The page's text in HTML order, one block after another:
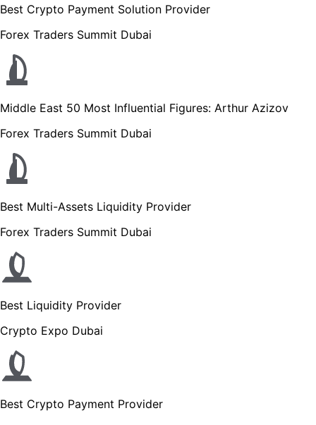
Best Crypto Payment Solution Provider
Forex Traders Summit Dubai
Middle East 50 Most Influential Figures: Arthur Azizov
Forex Traders Summit Dubai
Best Multi-Assets Liquidity Provider
Forex Traders Summit Dubai
Best Liquidity Provider
Crypto Expo Dubai
Best Crypto Payment Provider